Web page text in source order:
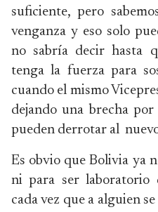
suficiente, pero
venganza y eso solo
no sabría decir hasta
tenga la fuerza para
cuando el mismo
dejando una brecha
pueden derrotar al
Es obvio que Bolivia ya
ni para ser laboratorio
cada vez que a alguien